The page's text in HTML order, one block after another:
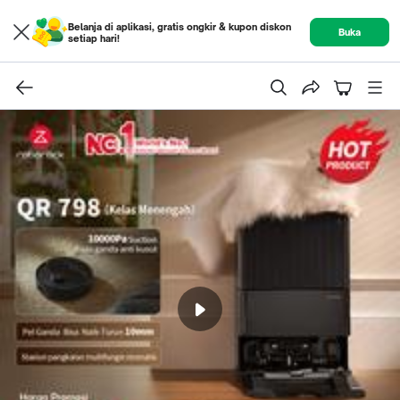
Belanja di aplikasi, gratis ongkir & kupon diskon
setiap hari!
Buka